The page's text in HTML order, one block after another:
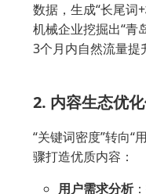
数据，生成“长尾词
机械企业挖掘出“青
3个月内自然流量提
2. 内容生态优
“关键词密度”转向“
骤打造优质内容：
用户需求分析